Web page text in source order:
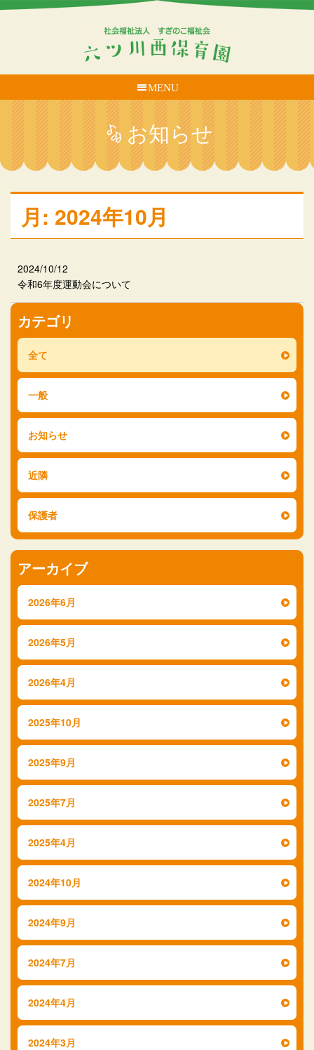
MENU
お知らせ
月: 2024年10月
2024/10/12
令和6年度運動会について
カテゴリ
全て
一般
お知らせ
近隣
保護者
アーカイブ
2026年6月
2026年5月
2026年4月
2025年10月
2025年9月
2025年7月
2025年4月
2024年10月
2024年9月
2024年7月
2024年4月
2024年3月